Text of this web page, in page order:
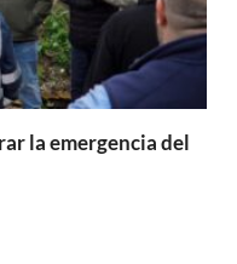
la emergencia del